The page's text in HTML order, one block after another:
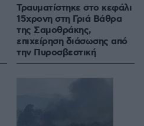
Τραυματίστηκε στο κεφάλι
15χρονη στη Γριά Βάθρα
της Σαμοθράκης,
επιχείρηση διάσωσης από
την Πυροσβεστική